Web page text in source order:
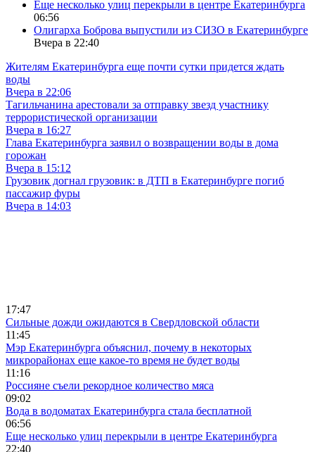
Еще несколько улиц перекрыли в центре Екатеринбурга
06:56
Олигарха Боброва выпустили из СИЗО в Екатеринбурге
Вчера в 22:40
Жителям Екатеринбурга еще почти сутки придется ждать
воды
Вчера в 22:06
Тагильчанина арестовали за отправку звезд участнику
террористической организации
Вчера в 16:27
Глава Екатеринбурга заявил о возвращении воды в дома
горожан
Вчера в 15:12
Грузовик догнал грузовик: в ДТП в Екатеринбурге погиб
пассажир фуры
Вчера в 14:03
17:47
Сильные дожди ожидаются в Свердловской области
11:45
Мэр Екатеринбурга объяснил, почему в некоторых
микрорайонах еще какое-то время не будет воды
11:16
Россияне съели рекордное количество мяса
09:02
Вода в водоматах Екатеринбурга стала бесплатной
06:56
Еще несколько улиц перекрыли в центре Екатеринбурга
22:40